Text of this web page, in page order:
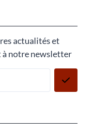
actualités et
à notre newsletter